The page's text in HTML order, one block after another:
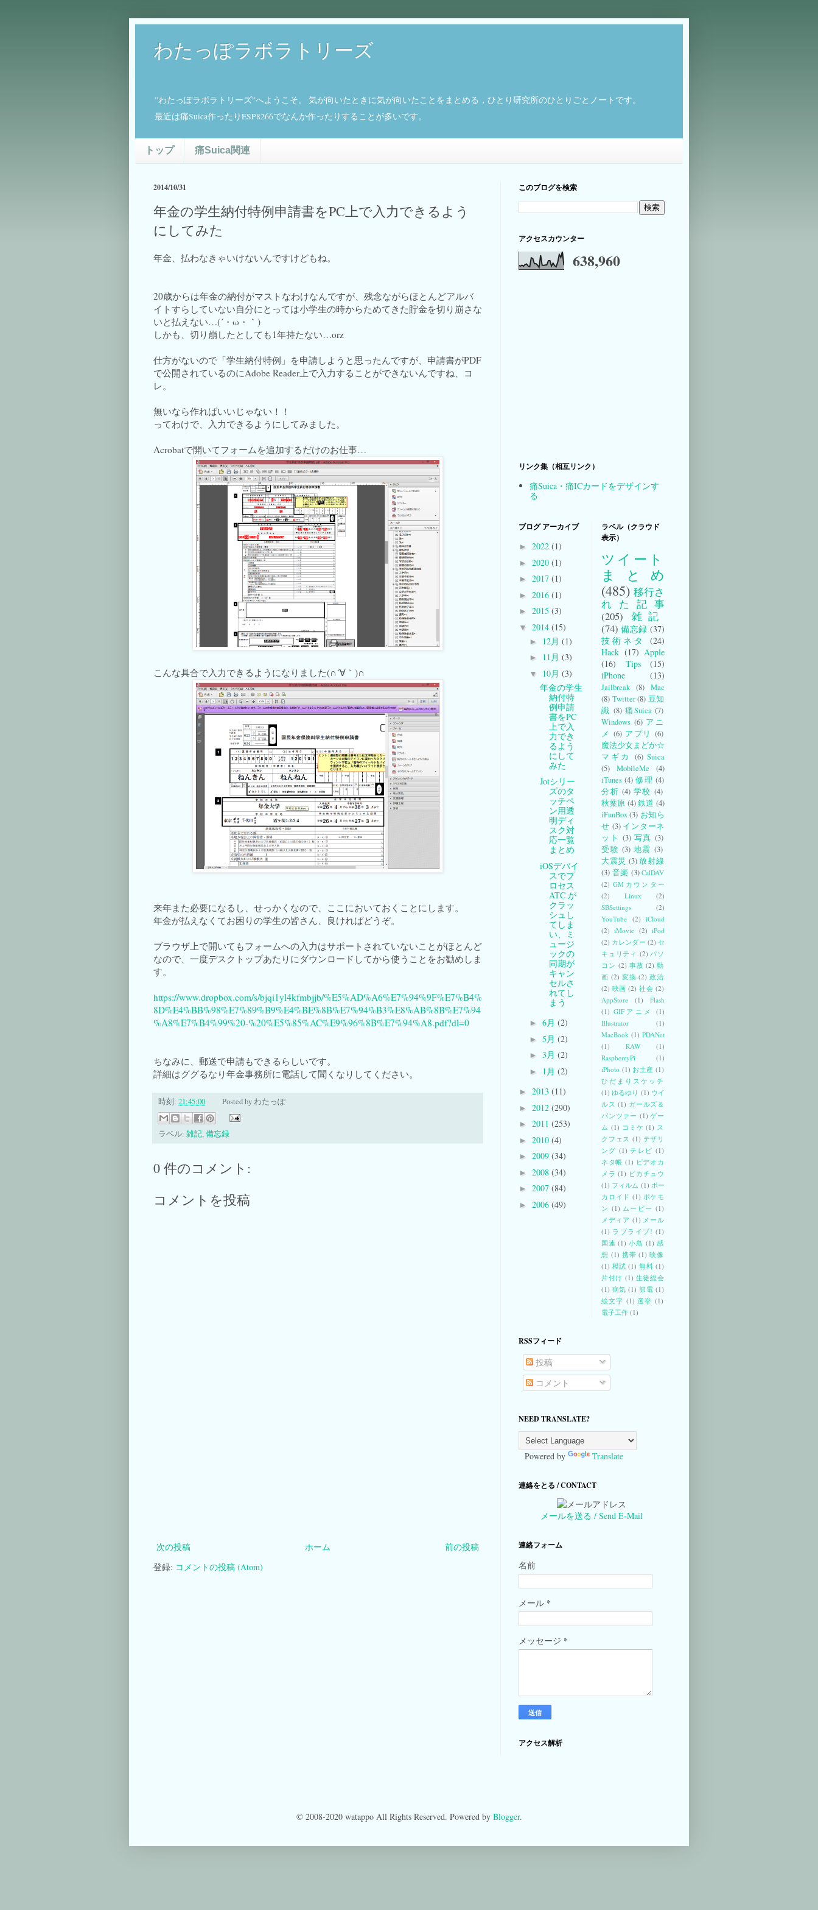
わたっぽラボラトリーズ
”わたっぽラボラトリーズ”へようこそ。 気が向いたときに気が向いたことをまとめる，ひとり研究所のひとりごとノートです。
最近は痛Suica作ったりESP8266でなんか作ったりすることが多いです。
トップ 痛Suica関連
2014/10/31
年金の学生納付特例申請書をPC上で入力できるよう
にしてみた
年金、払わなきゃいけないんですけどもね。
20歳からは年金の納付がマストなわけなんですが、残念ながらほとんどアルバ
イトすらしていない自分にとっては小学生の時からためてきた貯金を切り崩さな
いと払えない…(´・ω・｀)
しかも、切り崩したとしても1年持たない…orz
仕方がないので「学生納付特例」を申請しようと思ったんですが、申請書がPDF
で公開されているのにAdobe Reader上で入力することができないんですね、コ
レ。
無いなら作ればいいじゃない！！
ってわけで、入力できるようにしてみました。
Acrobatで開いてフォームを追加するだけのお仕事…
こんな具合で入力できるようになりました(∩´∀｀)∩
来年また必要になるし、せっかくなので、ここにおいておくことにします。
年金が払えなくてお困りの学生の皆さん、良ければどうぞ。
ブラウザ上で開いてもフォームへの入力はサポートされていないことがほとんど
なので、一度デスクトップあたりにダウンロードしてから使うことをお勧めしま
す。
https://www.dropbox.com/s/bjqi1yl4kfmbjjb/%E5%AD%A6%E7%94%9F%E7%B4%
8D%E4%BB%98%E7%89%B9%E4%BE%8B%E7%94%B3%E8%AB%8B%E7%94
%A8%E7%B4%99%20-%20%E5%85%AC%E9%96%8B%E7%94%A8.pdf?dl=0
ちなみに、郵送で申請もできるらしいです。
詳細はググるなり年金事務所に電話して聞くなりしてください。
時刻: 21:45:00 Posted byわたっぽ
ラベル: 雑記,備忘録
0 件のコメント:
コメントを投稿
次の投稿 前の投稿
ホーム
登録: コメントの投稿 (Atom)
このブログを検索
アクセスカウンター
638,960
リンク集（相互リンク）
痛Suica・痛ICカードをデザインす
る
ブログ アーカイブ
► 2022 (1)
► 2020 (1)
► 2017 (1)
► 2016 (1)
► 2015 (3)
▼ 2014 (15)
► 12月 (1)
► 11月 (3)
▼ 10月 (3)
年金の学生
納付特
例申請
書をPC
上で入
力でき
るよう
にして
みた
Jotシリー
ズのタ
ッチペ
ン用透
明ディ
スク対
応一覧
まとめ
iOSデバイ
スでプ
ロセス
ATC が
クラッ
シュし
てしま
い、ミ
ュージ
ックの
同期が
キャン
セルさ
れてし
まう
► 6月 (2)
► 5月 (2)
► 3月 (2)
► 1月 (2)
► 2013 (11)
► 2012 (290)
► 2011 (253)
► 2010 (4)
► 2009 (34)
► 2008 (34)
► 2007 (84)
► 2006 (49)
ラベル（クラウド
表示）
ツイート
まとめ
(485) 移行さ
れた記事
(205)
雑記
(74) 備忘録 (37)
技術ネタ
(24)
Hack (17) Apple
(16)
Tips
(15)
iPhone
(13)
Jailbreak (8) Mac
(8) Twitter (8) 豆知
識 (8) 痛Suica (7)
Windows (6) アニ
メ (6) アプリ (6)
魔法少女まどか☆
マギカ
(6) Suica
(5)
MobileMe
(4)
iTunes (4) 修理 (4)
分析 (4) 学校 (4)
秋葉原 (4)鉄道 (4)
iFunBox (3) お知ら
せ (3) インターネ
ット (3) 写真 (3)
受験 (3) 地震 (3)
大震災 (3) 放射線
(3) 音楽 (3) CalDAV
(2) GMカウンター
(2)
Linux
(2)
SBSettings
(2)
YouTube (2) iCloud
(2) iMovie (2) iPod
(2) カレンダー (2) セ
キュリティ (2) パソ
コン (2) 事故 (2) 動
画 (2) 変換 (2) 政治
(2) 映画 (2) 社会 (2)
AppStore
(1)
Flash
(1) GIFアニメ
(1)
Illustrator
(1)
MacBook (1) PDANet
(1)
RAW
(1)
RaspberryPi
(1)
iPhoto (1) お土産 (1)
ひだまりスケッチ
(1) ゆるゆり (1) ウイ
ルス (1) ガールズ＆
パンツァー (1) ゲー
ム (1) コミケ (1) ス
クフェス (1) テザリ
ング (1) テレビ (1)
ネタ帳 (1) ビデオカ
メラ (1) ピカチュウ
(1) フィルム (1) ボー
カロイド (1) ポケモ
ン (1) ムービー (1)
メディア (1) メール
(1) ラブライブ! (1)
国連 (1) 小鳥 (1) 感
想 (1) 携帯 (1) 映像
(1) 模試 (1) 無料 (1)
片付け (1) 生徒総会
(1) 病気 (1) 節電 (1)
絵文字 (1) 選挙 (1)
電子工作 (1)
RSSフィード
投稿
コメント
NEED TRANSLATE?
Powered by Translate
連絡をとる / CONTACT
メールを送る / Send E-Mail
連絡フォーム
名前
メール *
メッセージ *
アクセス解析
© 2008-2020 watappo All Rights Reserved. Powered by Blogger.